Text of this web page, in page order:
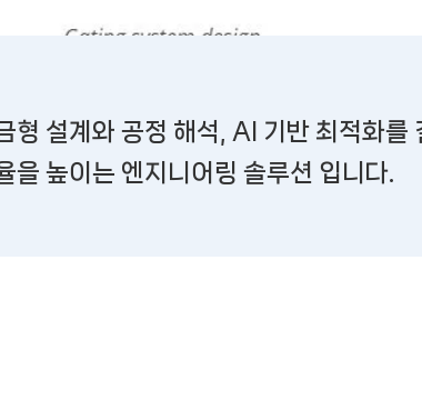
설계와 공정 해석, AI 기반 최적화를
을 높이는 엔지니어링 솔루션 입니다.